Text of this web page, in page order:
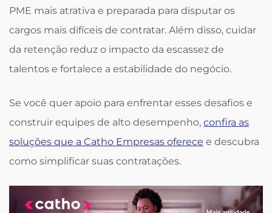
PME mais atrativa e preparada para disputar os
cargos mais difíceis de contratar. Além disso, cuidar
da retenção reduz o impacto da escassez de
talentos e fortalece a estabilidade do negócio.
Se você quer apoio para enfrentar esses desafios e
construir equipes de alto desempenho, confira as
soluções que a Catho Empresas oferece e descubra
como simplificar suas contratações.